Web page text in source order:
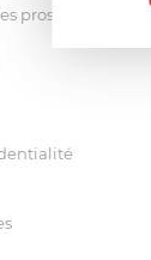
pros